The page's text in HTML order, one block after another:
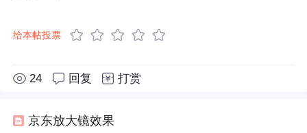
给本帖投票
24 回复 打赏
京东放大镜效果